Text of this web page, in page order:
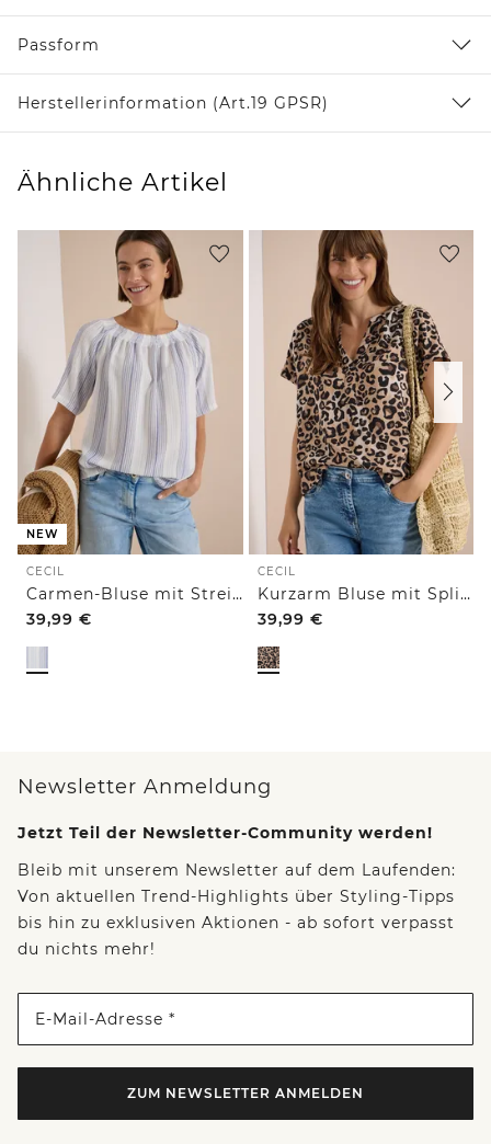
Passform
Herstellerinformation (Art.19 GPSR)
Ähnliche Artikel
NEW
CECIL
Carmen-Bluse mit Streifenmuster
39,99 €
CECIL
Kurzarm Bluse mit Split Neck und Leo-Print
39,99 €
Newsletter Anmeldung
Jetzt Teil der Newsletter-Community werden!
Bleib mit unserem Newsletter auf dem Laufenden:
Von aktuellen Trend-Highlights über Styling-Tipps
bis hin zu exklusiven Aktionen - ab sofort verpasst
du nichts mehr!
E-Mail-Adresse *
ZUM NEWSLETTER ANMELDEN